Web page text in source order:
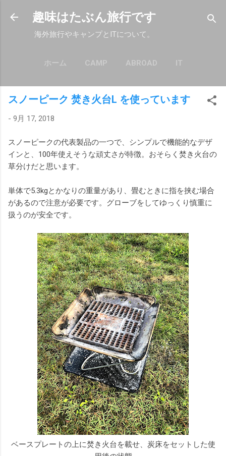
スキップしてメイン コンテンツに移動
趣味はたぶん旅行です
海外旅行やキャンプとITについて。
ホーム CAMP ABROAD IT
もっと見る… POLICY
スノーピーク 焚き火台L を使っています
- 9月 17, 2018
スノーピークの代表製品の一つで、シンプルで機能的なデザ
インと、100年使えそうな頑丈さが特徴。おそらく焚き火台の
草分けだと思います。
単体で5.3kgとかなりの重量があり、畳むときに指を挟む場合
があるので注意が必要です。グローブをしてゆっくり慎重に
扱うのが安全です。
ベースプレートの上に焚き火台を載せ、炭床をセットした使